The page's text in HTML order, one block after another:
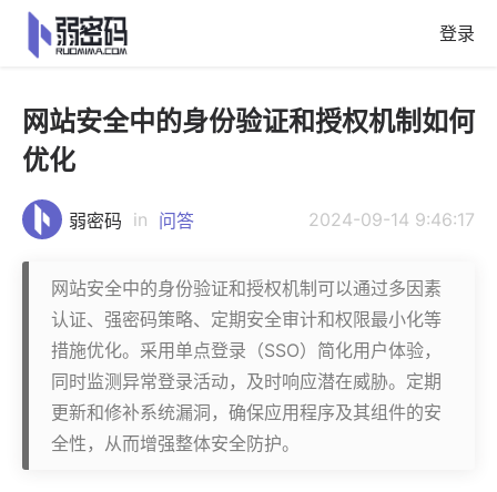
登录
网站安全中的身份验证和授权机制如何
优化
弱密码 in 问答 2024-09-14 9:46:17
网站安全中的身份验证和授权机制可以通过多因素
认证、强密码策略、定期安全审计和权限最小化等
措施优化。采用单点登录（SSO）简化用户体验，
同时监测异常登录活动，及时响应潜在威胁。定期
更新和修补系统漏洞，确保应用程序及其组件的安
全性，从而增强整体安全防护。